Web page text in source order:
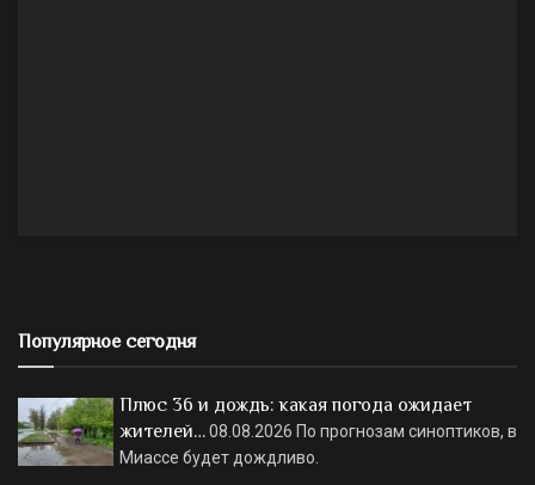
Популярное сегодня
Плюс 36 и дождь: какая погода ожидает
жителей…08.08.2026 По прогнозам синоптиков, в
Миассе будет дождливо.